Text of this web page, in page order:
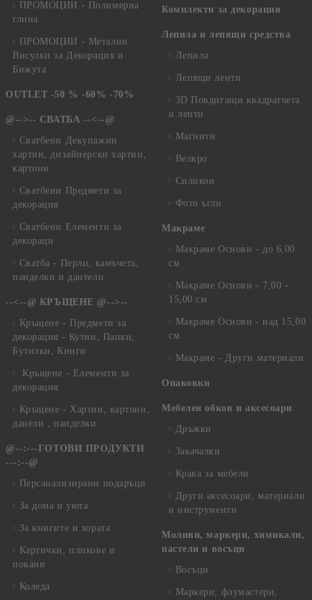
ПРОМОЦИИ - Полимерна
глина
ПРОМОЦИИ - Метални
Висулки за Декорация и
Бижута
OUTLET -50 % -60% -70%
@-->-- СВАТБА --<--@
Сватбени Декупажни
хартии, дизайнерски хартии,
картони
Сватбени Предмети за
декорация
Сватбени Елементи за
декораци
Сватба - Перли, камъчета,
панделки и дантели
--<--@ КРЪЩЕНЕ @-->--
Кръщене - Предмети за
декорация - Кутии, Папки,
Бутилки, Книги
Кръщене - Елементи за
декорация
Кръщене - Хартии, картони,
данели , панделки
@--:---ГОТОВИ ПРОДУКТИ
---:--@
Персанализирани подаръци
За дома и уюта
За книгите и хората
Картички, пликове и
покани
Коледа
Комплекти за декорация
Лепила и лепящи средства
Лепила
Лепящи ленти
3D Повдигащи квадратчета
и ленти
Магнити
Велкро
Силикон
Фото ъгли
Макраме
Макраме Основи - до 6,00
см
Макраме Основи - 7,00 -
15,00 см
Макраме Основи - над 15,00
см
Макраме - Други материали
Опаковки
Мебелен обков и аксесоари
Дръжки
Закачалки
Крака за мебели
Други аксесоари, материали
и инструменти
Моливи, маркери, химикали,
пастели и восъци
Восъци
Маркери, флумастери,